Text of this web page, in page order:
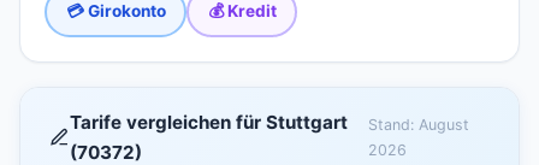
💳 Girokonto 💰 Kredit
Tarife vergleichen für Stuttgart
(70372)
Stand: August
2026